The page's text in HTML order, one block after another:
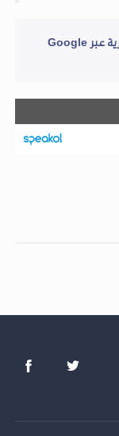
تابعوا آخر أخبار وكالة السوري الإخبارية عبر Google